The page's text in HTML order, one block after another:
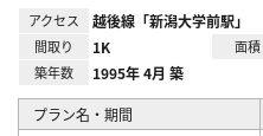
アクセス 越後線「新潟大学前駅」
間取り 1K 面積
築年数 1995年 4月 築
プラン名・期間